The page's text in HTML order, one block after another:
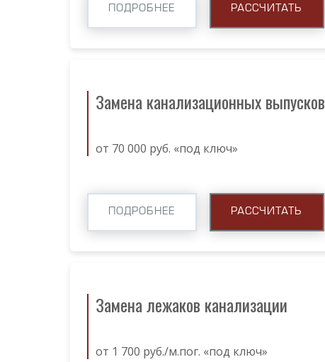
ПОДРОБНЕЕ РАССЧИТАТЬ
Замена канализационных выпусков
от 70 000 руб. «под ключ»
ПОДРОБНЕЕ РАССЧИТАТЬ
Замена лежаков канализации
от 1 700 руб./м.пог. «под ключ»